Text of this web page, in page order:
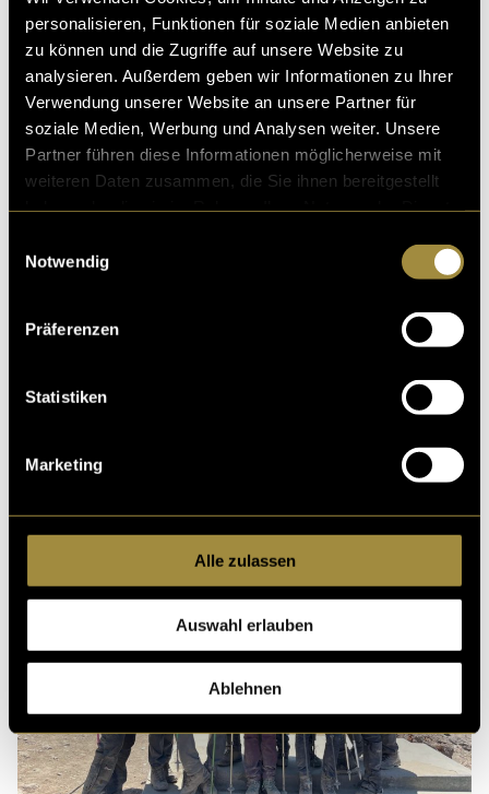
personalisieren, Funktionen für soziale Medien anbieten
zu können und die Zugriffe auf unsere Website zu
analysieren. Außerdem geben wir Informationen zu Ihrer
Verwendung unserer Website an unsere Partner für
soziale Medien, Werbung und Analysen weiter. Unsere
Partner führen diese Informationen möglicherweise mit
weiteren Daten zusammen, die Sie ihnen bereitgestellt
Notwendig
Präferenzen
Statistiken
Marketing
Alle zulassen
Auswahl erlauben
Ablehnen
über karges, steiniges Gelände, und die Vegetation
wurde zunehmend spärlicher. Nach etwa vier Stunden
erreichten wir das Barafu Camp auf 4673 Metern über
Meer. Die Stimmung war ruhig und konzentriert, da
allen bewusst war, dass in der kommenden Nacht der
Gipfelaufstieg bevorstand. Nach einer frühen Mahlzeit
legten wir uns hin, um zumindest etwas Schlaf zu